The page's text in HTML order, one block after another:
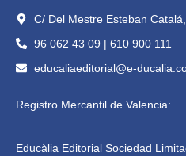
C/ Del Mestre Esteban
96 062 43 09 | 610 900 111
educaliaeditorial@e-
Registro Mercantil de Valencia:
Educàlia Editorial Sociedad